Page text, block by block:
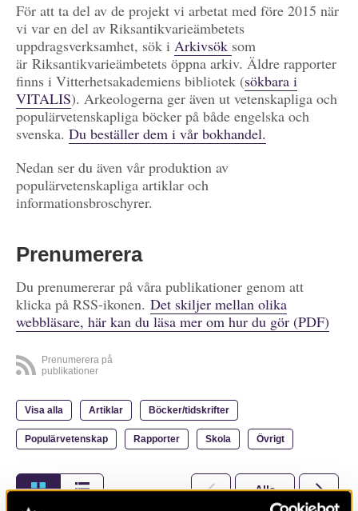
För att ta del av de projekt vi arbetat med före 2015 när
vi var en del av Riksantikvarieämbetets
uppdragsverksamhet, sök i Arkivsök som
är Riksantikvarieämbetets öppna arkiv. Äldre rapporter
finns i Vitterhetsakademiens bibliotek (sökbara i
VITALIS). Arkeologerna ger även ut vetenskapliga och
populärvetenskapliga böcker på både engelska och
svenska. Du beställer dem i vår bokhandel.
Nedan ser du även vår produktion av
populärvetenskapliga artiklar och
informationsbroschyrer.
Prenumerera
Du prenumererar på våra publikationer genom att
klicka på RSS-ikonen. Det skiljer mellan olika
webbläsare, här kan du läsa mer om hur du gör (PDF)
Prenumerera på
publikationer
Visa alla Artiklar Böcker/tidskrifter
Populärvetenskap Rapporter Skola Övrigt
Alla 2026